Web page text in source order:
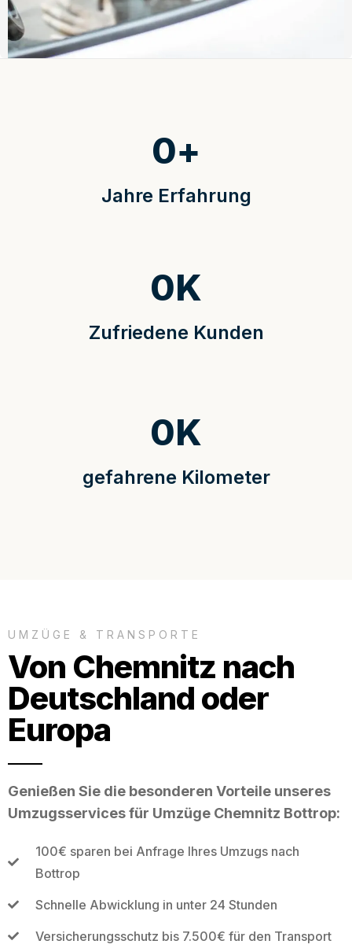
Jahre Erfahrung
0+
Zufriedene Kunden
0K
gefahrene Kilometer
0K
UMZÜGE & TRANSPORTE
Von Chemnitz nach
Deutschland oder
Europa
Genießen Sie die besonderen Vorteile unseres
Umzugsservices für Umzüge Chemnitz Bottrop:
100€ sparen bei Anfrage Ihres Umzugs nach
Bottrop
Schnelle Abwicklung in unter 24 Stunden
Versicherungsschutz bis 7.500€ für den Transport